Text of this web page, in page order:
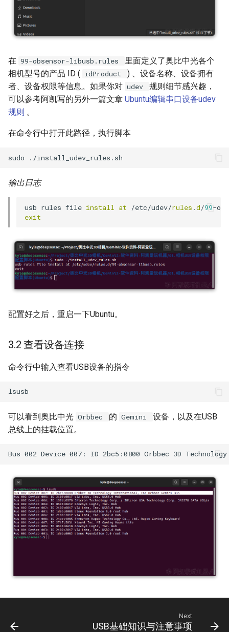
在 99-obsensor-libusb.rules
里面定义了奥比中光各个
相机型号的产品 ID ( idProduct
) 、设备名称、设备拥有
者、设备权限等信息。如果你对 udev
规则细节感兴趣，
可以参考阿凯写的另外一篇文章 Ubuntu编辑串口设备udev
规则 。
在命令行中打开此路径，执行脚本
输出日志
usb rules file install at /etc/udev/rules .d/99-
exit
配置好之后，重启一下Ubuntu。
3.2 查看设备连接
命令行中输入查看USB设备的指令
可以看到奥比中光 Orbbec 的 Gemini
设备，以及在USB
总线上的挂载位置。
Next
USB基础知识与注意事项